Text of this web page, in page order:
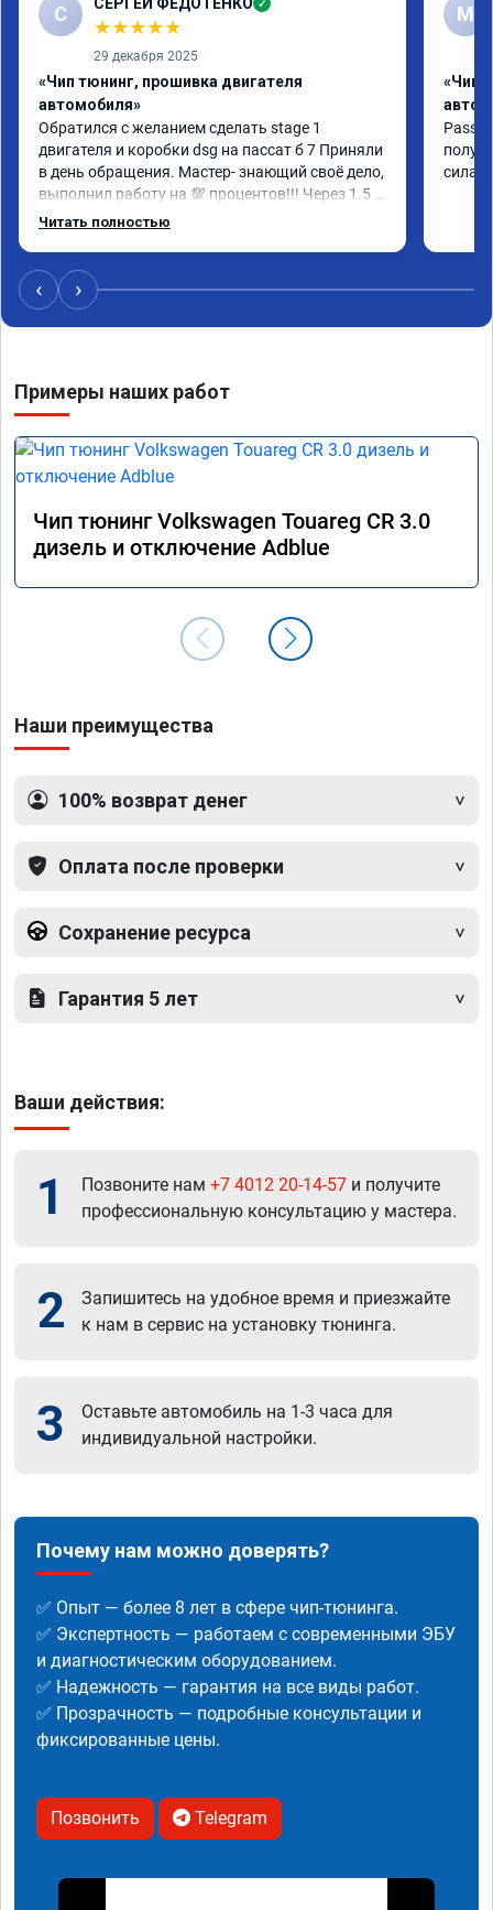
С ✓
★★★★★
29 декабря 2025
«Чип тюнинг, прошивка двигателя
автомобиля»
Обратился с желанием сделать stage 1
двигателя и коробки dsg на пассат б 7 Приняли
в день обращения. Мастер- знающий своё дело,
выполнил работу на 💯 процентов!!! Через 1.5
часа (время на прошивку) машину не узнать!!!
Читать полностью
M
«Чип
сила,
‹ ›
Примеры наших работ
Чип тюнинг Volkswagen Touareg CR 3.0
дизель и отключение Adblue
Наши преимущества
100% возврат денег
Оплата после проверки
Сохранение ресурса
Гарантия 5 лет
Ваши действия:
1 Позвоните нам +7 4012 20-14-57 и получите
профессиональную консультацию у мастера.
2
Запишитесь на удобное время и приезжайте
к нам в сервис на установку тюнинга.
3
Оставьте автомобиль на 1-3 часа для
индивидуальной настройки.
Почему нам можно доверять?
✅ Опыт — более 8 лет в сфере чип-тюнинга.
✅ Экспертность — работаем с современными ЭБУ
и диагностическим оборудованием.
✅ Надежность — гарантия на все виды работ.
✅ Прозрачность — подробные консультации и
фиксированные цены.
Позвонить Telegram